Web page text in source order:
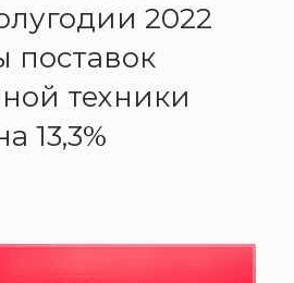
2022
поставок
техники
13,3%